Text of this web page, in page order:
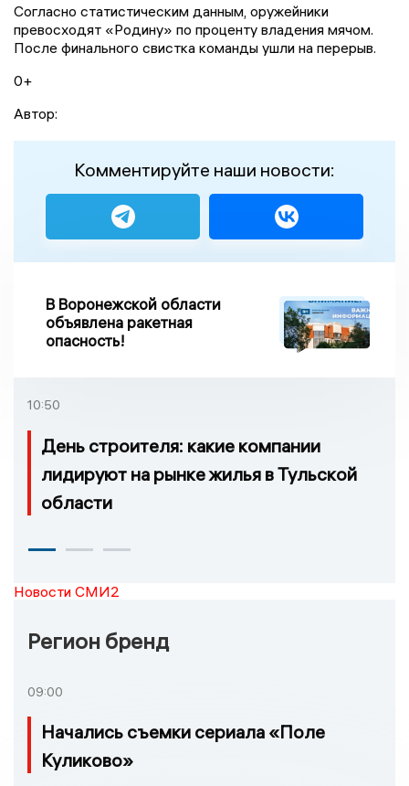
Согласно статистическим данным, оружейники
превосходят «Родину» по проценту владения мячом.
После финального свистка команды ушли на перерыв.
0+
Автор:
Комментируйте наши новости:
В Воронежской области
объявлена ракетная
опасность!
10:50
День строителя: какие компании
лидируют на рынке жилья в Тульской
области
Новости СМИ2
Регион бренд
09:00
Начались съемки сериала «Поле
Куликово»